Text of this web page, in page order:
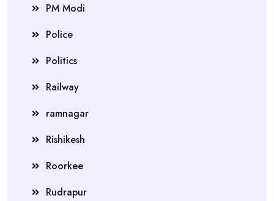
PM Modi
Police
Politics
Railway
ramnagar
Rishikesh
Roorkee
Rudrapur